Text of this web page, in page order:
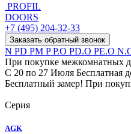
PROFIL
DOORS
+7 (495) 204-32-33
Заказать обратный звонок
N PD PM PP.O PD.O PE.O
При покупке межкомнатных
С 20 по 27 Июля Бесплатная
Бесплатный замер! При
Серия
AGK